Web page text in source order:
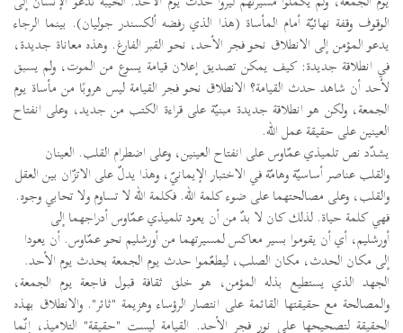
الوقوف وقفة نهائيّة أمام المأساة (هذا الذي رفضه ألكسندر جوليان). بينما الرجاء
يدعو المؤمن إلى الانطلاق نحو فجر الأحد، نحو القبر الفارغ. وهذه معاناة جديدة،
في انطلاقة جديدة: كيف يمكن تصديق إعلان قيامة يسوع من الموت، ولم يسبق
لأحد أن شاهد حدث القيامة؟ الانطلاق نحو فجر القيامة ليس هروبًا من مأساة يوم
الجمعة، ولكن هو انطلاقة جديدة مبنيّة على قراءة الكتب من جديد، وعلى انفتاح
العينين على حقيقة عمل الله.
يشدّد نص تلميذي عمّاوس على انفتاح العينين، وعلى اضطرام القلب. العينان
والقلب عناصر أساسيّة وهامّة في الاختبار الإيمانيّ، وهذا يدلّ على الاتزّان بين العقل
والقلب، وعلى مصالحتهما على ضوء كلمة الله. فكلمة الله لا تساوم ولا تحابي وجوه.
فهي كلمة حياة. لذلك كان لا بدّ من أن يعود تلميذي عمّاوس أدراجهما إلى
أورشليم، أي أن يقوموا بسير معاكس لمسيرتهما من أورشليم نحو عمّاوس. أن يعودا
إلى مكان الحدث، مكان الصلب، ليطعّموا حدث يوم الجمعة بحدث يوم الأحد.
الجهد الذي يستطيع بذله المؤمن، هو خلق ثقافة قبول فاجعة يوم الجمعة،
والمصالحة مع حقيقتها القائمة على انتصار الرؤساء وهزيمة "ثائر". والانطلاق بهذه
الحقيقة لتصحيحها على نور فجر الأحد. القيامة ليست "حقيقة" التلاميذ، إنّما